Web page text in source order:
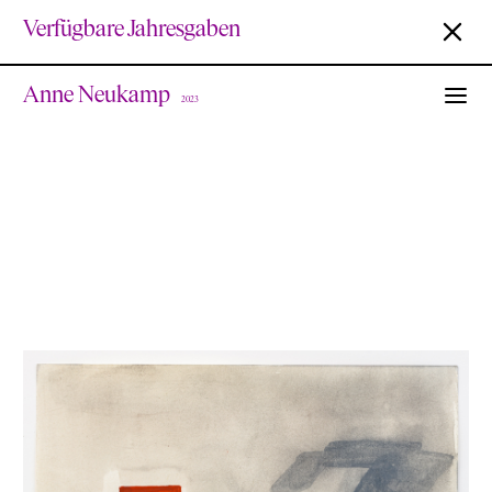
Verfügbare Jahresgaben
Anne Neukamp 2023